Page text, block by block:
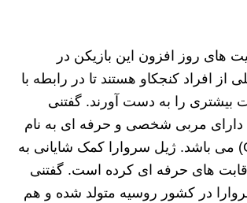
های روز افزون این بازیکن در
افراد کنجکاو هستند تا در رابطه با
بیشتری را به دست آورند. گفتنی
مربی شخصی و حرفه‌ ای به نام
(Gilles cervava) می باشد. ژیل سروارا کمک شایانی به
های حرفه ای کرده است. گفتنی
در کشور روسیه متولد شده و هم